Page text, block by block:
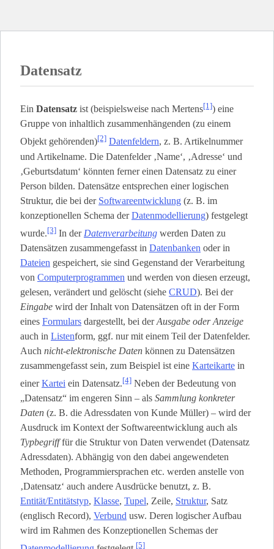
Datensatz
Ein Datensatz ist (beispielsweise nach Mertens[1]) eine
Gruppe von inhaltlich zusammenhängenden (zu einem
Objekt gehörenden)[2] Datenfeldern, z. B. Artikelnummer
und Artikelname. Die Datenfelder ‚Name‘, ‚Adresse‘ und
‚Geburtsdatum‘ könnten ferner einen Datensatz zu einer
Person bilden. Datensätze entsprechen einer logischen
Struktur, die bei der Softwareentwicklung (z. B. im
konzeptionellen Schema derDatenmodellierung) festgelegt
wurde.[3] In der Datenverarbeitung werden Daten zu
Datensätzen zusammengefasst in Datenbanken oder in
Dateien gespeichert, sie sind Gegenstand der Verarbeitung
von Computerprogrammen und werden von diesen erzeugt,
gelesen, verändert und gelöscht (siehe CRUD). Bei der
Eingabe wird der Inhalt von Datensätzen oft in der Form
eines Formulars dargestellt, bei derAusgabe oder Anzeige
auch in Listen­form, ggf. nur mit einem Teil der Datenfelder.
Auch nicht-elektronische Daten können zu Datensätzen
zusammengefasst sein, zum Beispiel ist eine Karteikarte in
einerKartei ein Datensatz.[4] Neben der Bedeutung von
„Datensatz“ im engeren Sinn – als Sammlung konkreter
Daten (z. B. die Adressdaten von Kunde Müller) – wird der
Ausdruck im Kontext der Softwareentwicklung auch als
Typbegrifffür die Struktur von Daten verwendet (Datensatz
Adressdaten). Abhängig von den dabei angewendeten
Methoden, Programmiersprachen etc. werden anstelle von
‚Datensatz‘ auch andere Ausdrücke benutzt, z. B.
Entität/Entitätstyp, Klasse, Tupel, Zeile, Struktur, Satz
(englisch Record), Verbund usw. Deren logischer Aufbau
wird im Rahmen des Konzeptionellen Schemas der
[5]